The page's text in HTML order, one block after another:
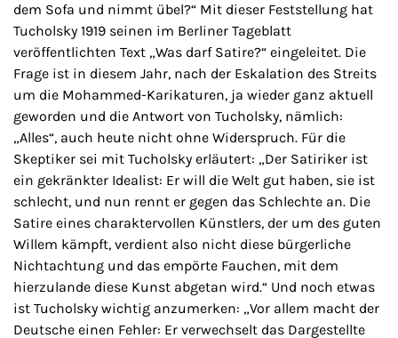
dem Sofa und nimmt übel?“ Mit dieser Feststellung hat
Tucholsky 1919 seinen im Berliner Tageblatt
veröffentlichten Text „Was darf Satire?“ eingeleitet. Die
Frage ist in diesem Jahr, nach der Eskalation des Streits
um die Mohammed-Karikaturen, ja wieder ganz aktuell
geworden und die Antwort von Tucholsky, nämlich:
„Alles“, auch heute nicht ohne Widerspruch. Für die
Skeptiker sei mit Tucholsky erläutert: „Der Satiriker ist
ein gekränkter Idealist: Er will die Welt gut haben, sie ist
schlecht, und nun rennt er gegen das Schlechte an. Die
Satire eines charaktervollen Künstlers, der um des guten
Willem kämpft, verdient also nicht diese bürgerliche
Nichtachtung und das empörte Fauchen, mit dem
hierzulande diese Kunst abgetan wird.“ Und noch etwas
ist Tucholsky wichtig anzumerken: „Vor allem macht der
Deutsche einen Fehler: Er verwechselt das Dargestellte